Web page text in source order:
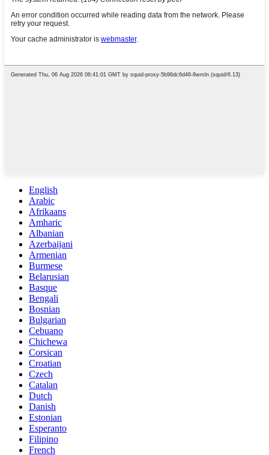
English
Arabic
Afrikaans
Amharic
Albanian
Azerbaijani
Armenian
Burmese
Belarusian
Basque
Bengali
Bosnian
Bulgarian
Cebuano
Chichewa
Corsican
Croatian
Czech
Catalan
Dutch
Danish
Estonian
Esperanto
Filipino
French